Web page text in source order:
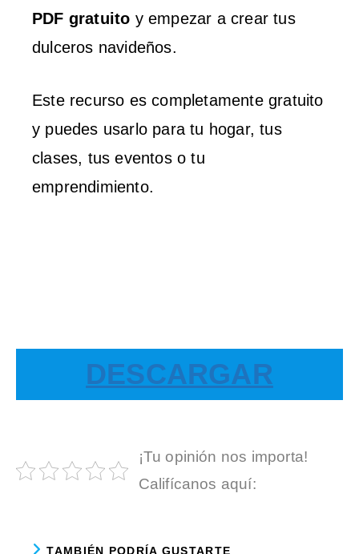
PDF gratuito y empezar a crear tus
dulceros navideños.
Este recurso es completamente gratuito
y puedes usarlo para tu hogar, tus
clases, tus eventos o tu
emprendimiento.
DESCARGAR
¡Tu opinión nos importa!
Califícanos aquí:
TAMBIÉN PODRÍA GUSTARTE